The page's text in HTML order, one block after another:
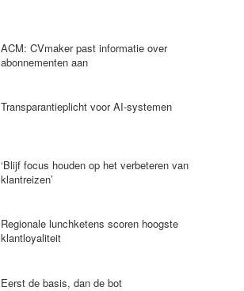
ACM: CVmaker past informatie over
abonnementen aan
Transparantieplicht voor AI-systemen
‘Blijf focus houden op het verbeteren van
klantreizen’
Regionale lunchketens scoren hoogste
klantloyaliteit
Eerst de basis, dan de bot